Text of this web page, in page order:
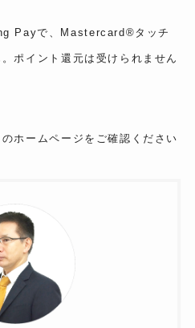
Payで、Mastercard®タッチ
ポイント還元は受けられません
ホームページをご確認ください